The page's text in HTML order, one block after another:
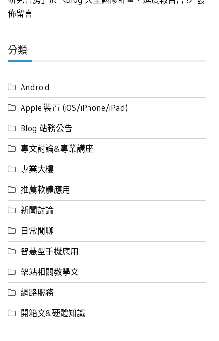
佈留言
分類
Android
Apple 裝置 (iOS/iPhone/iPad)
Blog 站務公告
專文討論&專業講座
專業大樓
推薦軟體應用
新聞討論
日常閒聊
智慧型手機應用
架站相關教學文
網路服務
開箱文&硬體知識